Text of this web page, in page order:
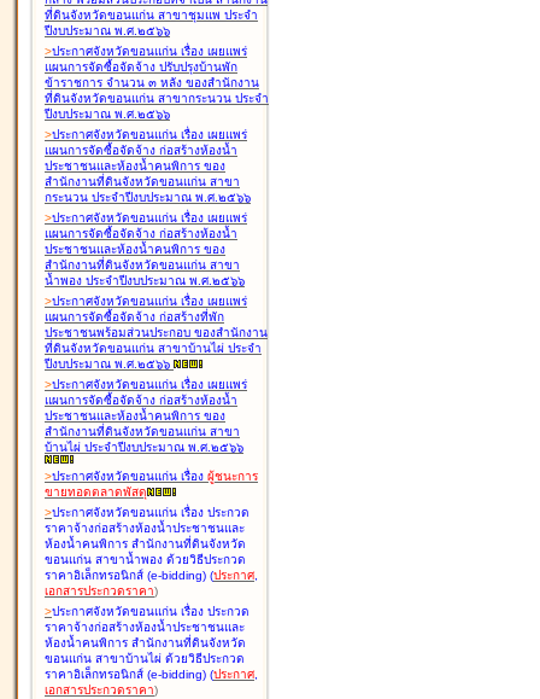
ที่ดินจังหวัดขอนแก่น สาขาชุมแพ ประจำ
ปีงบประมาณ พ.ศ.๒๕๖๖
>ประกาศจังหวัดขอนแก่น เรื่อง เผยแพร่
แผนการจัดซื้อจัดจ้าง ปรับปรุงบ้านพัก
ข้าราชการ จำนวน ๓ หลัง ของสำนักงาน
ที่ดินจังหวัดขอนแก่น สาขากระนวน ประจำ
ปีงบประมาณ พ.ศ.๒๕๖๖
>ประกาศจังหวัดขอนแก่น เรื่อง เผยแพร่
แผนการจัดซื้อจัดจ้าง ก่อสร้างห้องน้ำ
ประชาชนและห้องน้ำคนพิการ ของ
สำนักงานที่ดินจังหวัดขอนแก่น สาขา
กระนวน ประจำปีงบประมาณ พ.ศ.๒๕๖๖
>ประกาศจังหวัดขอนแก่น เรื่อง เผยแพร่
แผนการจัดซื้อจัดจ้าง ก่อสร้างห้องน้ำ
ประชาชนและห้องน้ำคนพิการ ของ
สำนักงานที่ดินจังหวัดขอนแก่น สาขา
น้ำพอง ประจำปีงบประมาณ พ.ศ.๒๕๖๖
>ประกาศจังหวัดขอนแก่น เรื่อง เผยแพร่
แผนการจัดซื้อจัดจ้าง ก่อสร้างที่พัก
ประชาชนพร้อมส่วนประกอบ ของสำนักงาน
ที่ดินจังหวัดขอนแก่น สาขาบ้านไผ่ ประจำ
ปีงบประมาณ พ.ศ.๒๕๖๖
>ประกาศจังหวัดขอนแก่น เรื่อง เผยแพร่
แผนการจัดซื้อจัดจ้าง ก่อสร้างห้องน้ำ
ประชาชนและห้องน้ำคนพิการ ของ
สำนักงานที่ดินจังหวัดขอนแก่น สาขา
บ้านไผ่ ประจำปีงบประมาณ พ.ศ.๒๕๖๖
>ประกาศจังหวัดขอนแก่น เรื่อง ผู้ชนะการ
ขายทอดตลาดพัสดุ
>ประกาศจังหวัดขอนแก่น เรื่อง ประกวด
ราคาจ้างก่อสร้างห้องน้ำประชาชนและ
ห้องน้ำคนพิการ สำนักงานที่ดินจังหวัด
ขอนแก่น สาขาน้ำพอง ด้วยวิธีประกวด
ราคาอิเล็กทรอนิกส์ (e-bidding) (ประกาศ,
เอกสารประกวดราคา)
>ประกาศจังหวัดขอนแก่น เรื่อง ประกวด
ราคาจ้างก่อสร้างห้องน้ำประชาชนและ
ห้องน้ำคนพิการ สำนักงานที่ดินจังหวัด
ขอนแก่น สาขาบ้านไผ่ ด้วยวิธีประกวด
ราคาอิเล็กทรอนิกส์ (e-bidding) (ประกาศ,
เอกสารประกวดราคา)